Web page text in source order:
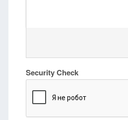
Security Check